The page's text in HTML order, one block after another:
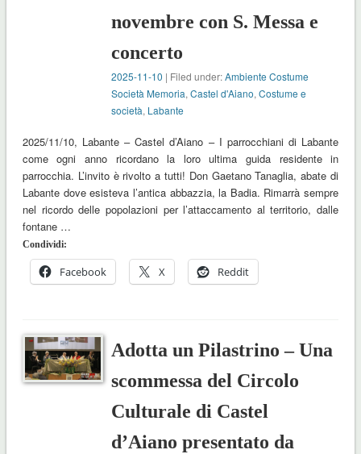
novembre con S. Messa e
concerto
2025-11-10 | Filed under:Ambiente Costume
Società Memoria,Castel d'Aiano,Costume e
società, Labante
2025/11/10, Labante – Castel d’Aiano – I parrocchiani di Labante
come ogni anno ricordano la loro ultima guida residente in
parrocchia. L’invito è rivolto a tutti! Don Gaetano Tanaglia, abate di
Labante dove esisteva l’antica abbazzia, la Badia. Rimarrà sempre
nel ricordo delle popolazioni per l’attaccamento al territorio, dalle
fontane …
Condividi:
Facebook X Reddit
Adotta un Pilastrino – Una
scommessa del Circolo
Culturale di Castel
d’Aiano presentato da